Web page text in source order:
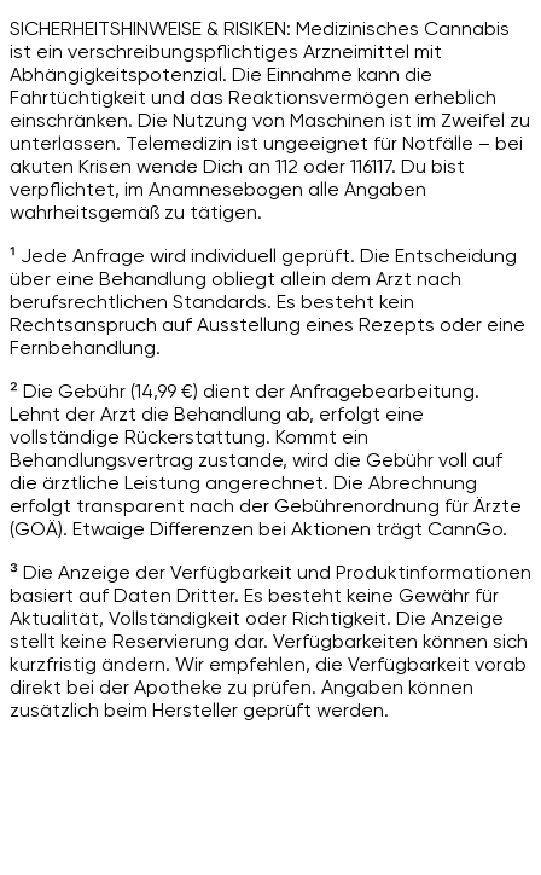
SICHERHEITSHINWEISE & RISIKEN: Medizinisches Cannabis
ist ein verschreibungspflichtiges Arzneimittel mit
Abhängigkeitspotenzial. Die Einnahme kann die
Fahrtüchtigkeit und das Reaktionsvermögen erheblich
einschränken. Die Nutzung von Maschinen ist im Zweifel zu
unterlassen. Telemedizin ist ungeeignet für Notfälle – bei
akuten Krisen wende Dich an 112 oder 116117. Du bist
verpflichtet, im Anamnesebogen alle Angaben
wahrheitsgemäß zu tätigen.
¹ Jede Anfrage wird individuell geprüft. Die Entscheidung
über eine Behandlung obliegt allein dem Arzt nach
berufsrechtlichen Standards. Es besteht kein
Rechtsanspruch auf Ausstellung eines Rezepts oder eine
Fernbehandlung.
² Die Gebühr (14,99 €) dient der Anfragebearbeitung.
Lehnt der Arzt die Behandlung ab, erfolgt eine
vollständige Rückerstattung. Kommt ein
Behandlungsvertrag zustande, wird die Gebühr voll auf
die ärztliche Leistung angerechnet. Die Abrechnung
erfolgt transparent nach der Gebührenordnung für Ärzte
(GOÄ). Etwaige Differenzen bei Aktionen trägt CannGo.
³ Die Anzeige der Verfügbarkeit und Produktinformationen
basiert auf Daten Dritter. Es besteht keine Gewähr für
Aktualität, Vollständigkeit oder Richtigkeit. Die Anzeige
stellt keine Reservierung dar. Verfügbarkeiten können sich
kurzfristig ändern. Wir empfehlen, die Verfügbarkeit vorab
direkt bei der Apotheke zu prüfen. Angaben können
zusätzlich beim Hersteller geprüft werden.